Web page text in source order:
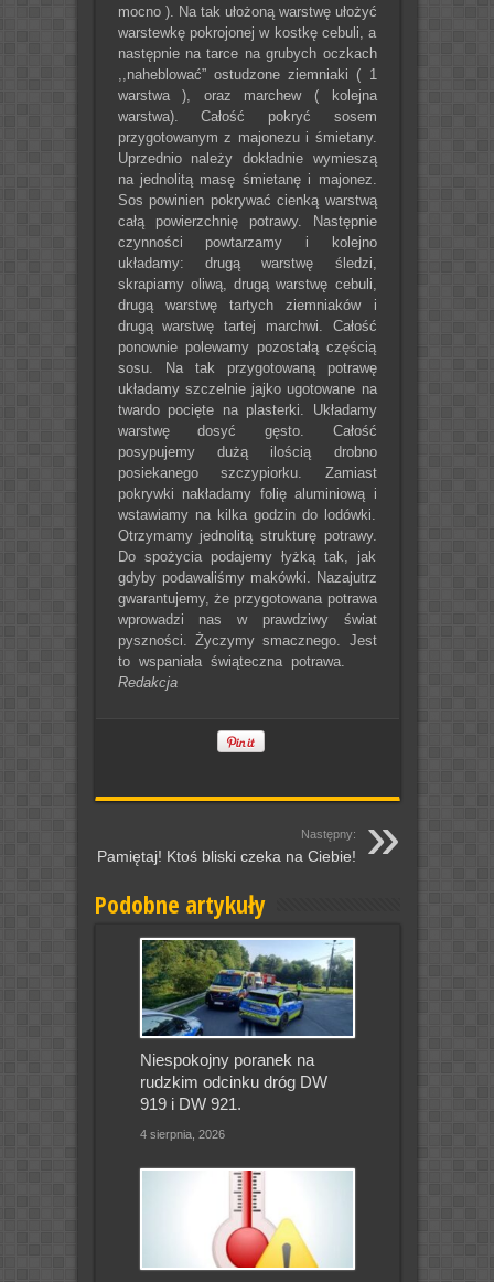
mocno ). Na tak ułożoną warstwę ułożyć
warstewkę pokrojonej w kostkę cebuli, a
następnie na tarce na grubych oczkach
,,naheblować” ostudzone ziemniaki ( 1
warstwa ), oraz marchew ( kolejna
warstwa). Całość pokryć sosem
przygotowanym z majonezu i śmietany.
Uprzednio należy dokładnie wymieszą
na jednolitą masę śmietanę i majonez.
Sos powinien pokrywać cienką warstwą
całą powierzchnię potrawy. Następnie
czynności powtarzamy i kolejno
układamy: drugą warstwę śledzi,
skrapiamy oliwą, drugą warstwę cebuli,
drugą warstwę tartych ziemniaków i
drugą warstwę tartej marchwi. Całość
ponownie polewamy pozostałą częścią
sosu. Na tak przygotowaną potrawę
układamy szczelnie jajko ugotowane na
twardo pocięte na plasterki. Układamy
warstwę dosyć gęsto. Całość
posypujemy dużą ilością drobno
posiekanego szczypiorku. Zamiast
pokrywki nakładamy folię aluminiową i
wstawiamy na kilka godzin do lodówki.
Otrzymamy jednolitą strukturę potrawy.
Do spożycia podajemy łyżką tak, jak
gdyby podawaliśmy makówki. Nazajutrz
gwarantujemy, że przygotowana potrawa
wprowadzi nas w prawdziwy świat
pyszności. Życzymy smacznego. Jest
to wspaniała świąteczna potrawa.
Redakcja
Następny:
Pamiętaj! Ktoś bliski czeka na Ciebie!
Podobne artykuły
Niespokojny poranek na
rudzkim odcinku dróg DW
919 i DW 921.
4 sierpnia, 2026